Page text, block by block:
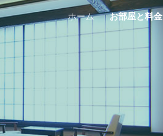
ホーム お部屋と料金